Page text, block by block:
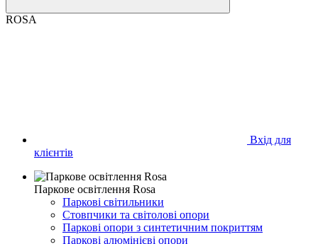
ROSA
Вхід для
клієнтів
Паркове освітлення Rosa
Паркові світильники
Стовпчики та світолові опори
Паркові опори з синтетичним покриттям
Паркові алюмінієві опори